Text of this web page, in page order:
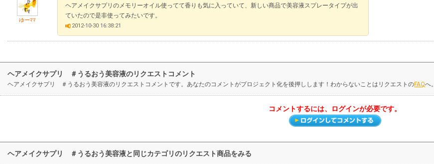
ゆーﾏﾏ
ヘアメイクサプリのメモリーオイル使ってて香りも気に入っていて、新しい商品で美容液スプレータイプが出
ていたので是非使ってみたいです。
2012-10-30 16:38:21
ヘアメイクサプリ ＃うるおう美容液のリクエストコメント
ヘアメイクサプリ ＃うるおう美容液のリクエストコメントです。あなたのコメントがプロジェクト化を後押しします！わからないことはリクエストのFAQへ。
コメントするには、ログインが必要です。
ヘアメイクサプリ ＃うるおう美容液と同じカテゴリのリクエスト商品をみる